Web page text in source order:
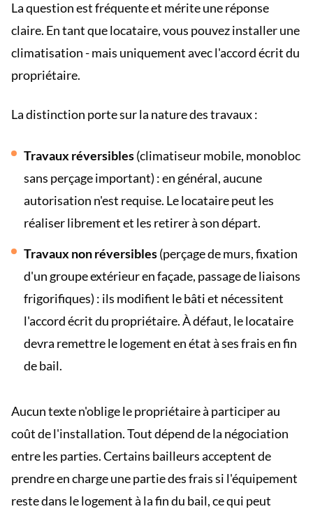
La question est fréquente et mérite une réponse
claire. En tant que locataire, vous pouvez installer une
climatisation - mais uniquement avec l'accord écrit du
propriétaire.
La distinction porte sur la nature des travaux :
Travaux réversibles(climatiseur mobile, monobloc
sans perçage important) : en général, aucune
autorisation n'est requise. Le locataire peut les
réaliser librement et les retirer à son départ.
Travaux non réversibles(perçage de murs, fixation
d'un groupe extérieur en façade, passage de liaisons
frigorifiques) : ils modifient le bâti et nécessitent
l'accord écrit du propriétaire. À défaut, le locataire
devra remettre le logement en état à ses frais en fin
de bail.
Aucun texte n'oblige le propriétaire à participer au
coût de l'installation. Tout dépend de la négociation
entre les parties. Certains bailleurs acceptent de
prendre en charge une partie des frais si l'équipement
reste dans le logement à la fin du bail, ce qui peut